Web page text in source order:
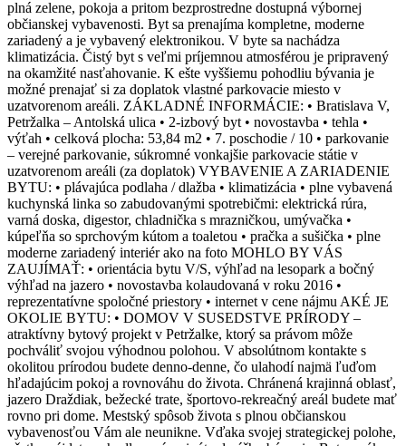
plná zelene, pokoja a pritom bezprostredne dostupná výbornej
občianskej vybavenosti. Byt sa prenajíma kompletne, moderne
zariadený a je vybavený elektronikou. V byte sa nachádza
klimatizácia. Čistý byt s veľmi príjemnou atmosférou je pripravený
na okamžité nasťahovanie. K ešte vyššiemu pohodliu bývania je
možné prenajať si za doplatok vlastné parkovacie miesto v
uzatvorenom areáli. ZÁKLADNÉ INFORMÁCIE: • Bratislava V,
Petržalka – Antolská ulica • 2-izbový byt • novostavba • tehla •
výťah • celková plocha: 53,84 m2 • 7. poschodie / 10 • parkovanie
– verejné parkovanie, súkromné vonkajšie parkovacie státie v
uzatvorenom areáli (za doplatok) VYBAVENIE A ZARIADENIE
BYTU: • plávajúca podlaha / dlažba • klimatizácia • plne vybavená
kuchynská linka so zabudovanými spotrebičmi: elektrická rúra,
varná doska, digestor, chladnička s mrazničkou, umývačka •
kúpeľňa so sprchovým kútom a toaletou • pračka a sušička • plne
moderne zariadený interiér ako na foto MOHLO BY VÁS
ZAUJÍMAŤ: • orientácia bytu V/S, výhľad na lesopark a bočný
výhľad na jazero • novostavba kolaudovaná v roku 2016 •
reprezentatívne spoločné priestory • internet v cene nájmu AKÉ JE
OKOLIE BYTU: • DOMOV V SUSEDSTVE PRÍRODY –
atraktívny bytový projekt v Petržalke, ktorý sa právom môže
pochváliť svojou výhodnou polohou. V absolútnom kontakte s
okolitou prírodou budete denno-denne, čo ulahodí najmä ľuďom
hľadajúcim pokoj a rovnováhu do života. Chránená krajinná oblasť,
jazero Draždiak, bežecké trate, športovo-rekreačný areál budete mať
rovno pri dome. Mestský spôsob života s plnou občianskou
vybavenosťou Vám ale neunikne. Vďaka svojej strategickej polohe,